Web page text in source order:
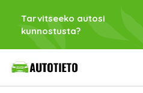
Tarvitseeko autosi
kunnostusta?